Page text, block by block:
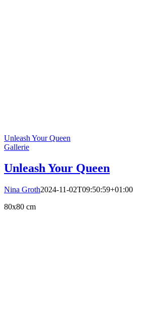
Unleash Your Queen
Gallerie
Unleash Your Queen
Nina Groth2024-11-02T09:50:59+01:00
80x80 cm